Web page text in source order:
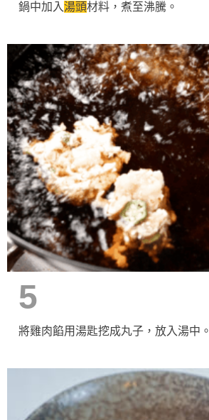
鍋中加入湯頭材料，煮至沸騰。
5
將雞肉餡用湯匙挖成丸子，放入湯中。